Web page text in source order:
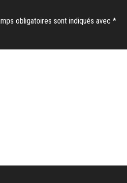
obligatoires sont indiqués avec *